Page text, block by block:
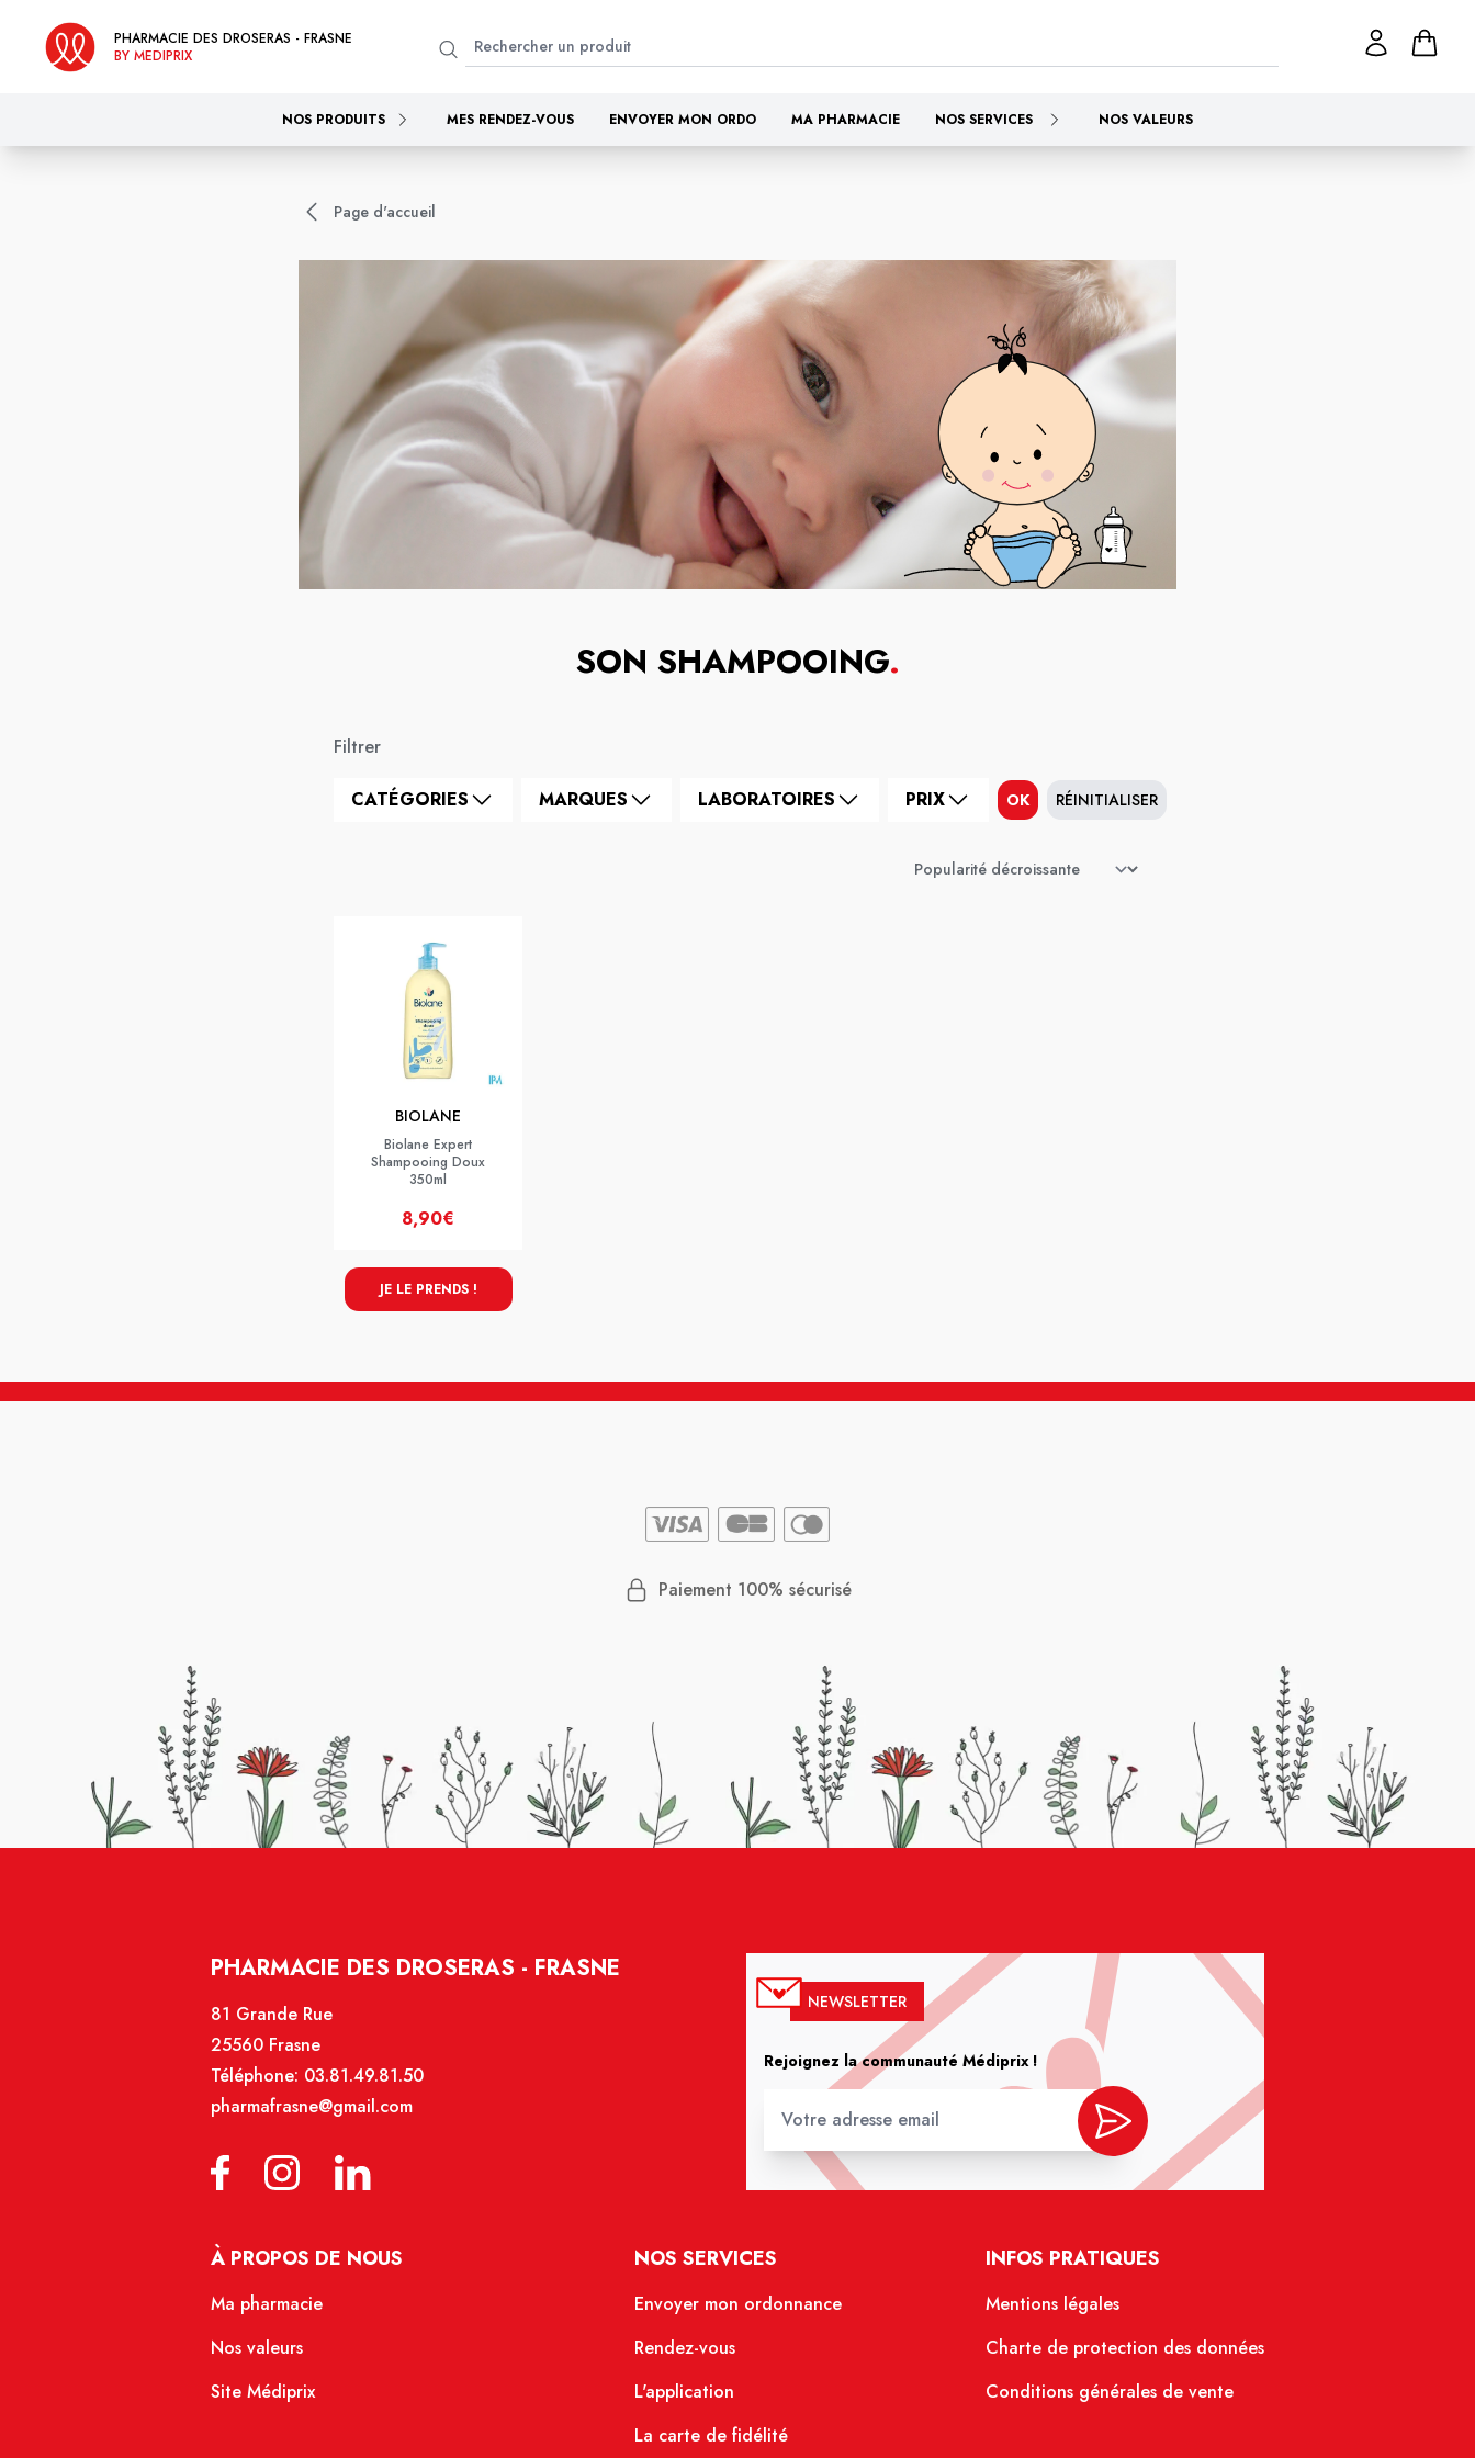
PHARMACIE DES DROSERAS - FRASNE
BY MEDIPRIX
NOS PRODUITS MES RENDEZ-VOUS ENVOYER MON ORDO MA PHARMACIE NOS SERVICES NOS VALEURS
Page d'accueil
SON SHAMPOOING.
Filtrer
CATÉGORIES MARQUES LABORATOIRES PRIX OK RÉINITIALISER
BIOLANE
Biolane Expert
Shampooing Doux
350ml
8,90€
JE LE PRENDS !
Paiement 100% sécurisé
PHARMACIE DES DROSERAS - FRASNE
81 Grande Rue
25560 Frasne
Téléphone: 03.81.49.81.50
pharmafrasne@gmail.com
NEWSLETTER
Rejoignez la communauté Médiprix !
À PROPOS DE NOUS
Ma pharmacie
Nos valeurs
Site Médiprix
NOS SERVICES
Envoyer mon ordonnance
Rendez-vous
L'application
La carte de fidélité
INFOS PRATIQUES
Mentions légales
Charte de protection des données
Conditions générales de vente